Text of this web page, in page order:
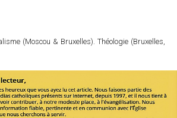
(Moscou & Bruxelles). Théologie (Bruxelles,